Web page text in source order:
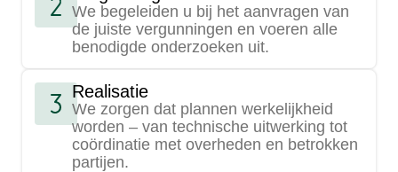
We begeleiden u bij het aanvragen van
de juiste vergunningen en voeren alle
benodigde onderzoeken uit.
Realisatie
We zorgen dat plannen werkelijkheid
worden – van technische uitwerking tot
coördinatie met overheden en betrokken
partijen.